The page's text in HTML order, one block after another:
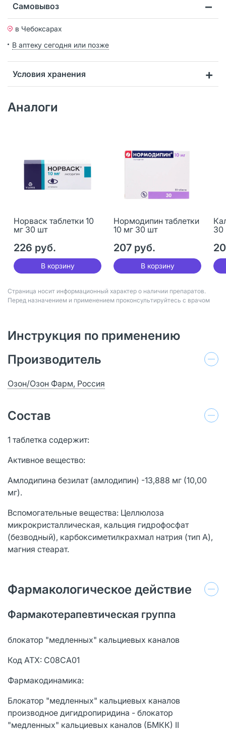
Самовывоз
в Чебоксарах
В аптеку сегодня или позже
Условия хранения
Аналоги
Норваск таблетки 10
мг 30 шт
226 руб.
В корзину
Нормодипин таблетки
10 мг 30 шт
207 руб.
В корзину
30
Страница носит информационный характер о наличии препаратов.
Перед назначением и применением проконсультируйтесь с врачом
Инструкция по применению
Производитель
Озон/Озон Фарм, Россия
Состав
1 таблетка содержит:
Активное вещество:
Амлодипина безилат (амлодипин) -13,888 мг (10,00
мг).
Вспомогательные вещества: Целлюлоза
микрокристаллическая, кальция гидрофосфат
(безводный), карбоксиметилкрахмал натрия (тип А),
магния стеарат.
Фармакологическое действие
Фармакотерапевтическая группа
блокатор "медленных" кальциевых каналов
Код АТХ: C08CA01
Фармакодинамика:
Блокатор "медленных" кальциевых каналов
производное дигидропиридина - блокатор
"медленных" кальциевых каналов (БМКК) II